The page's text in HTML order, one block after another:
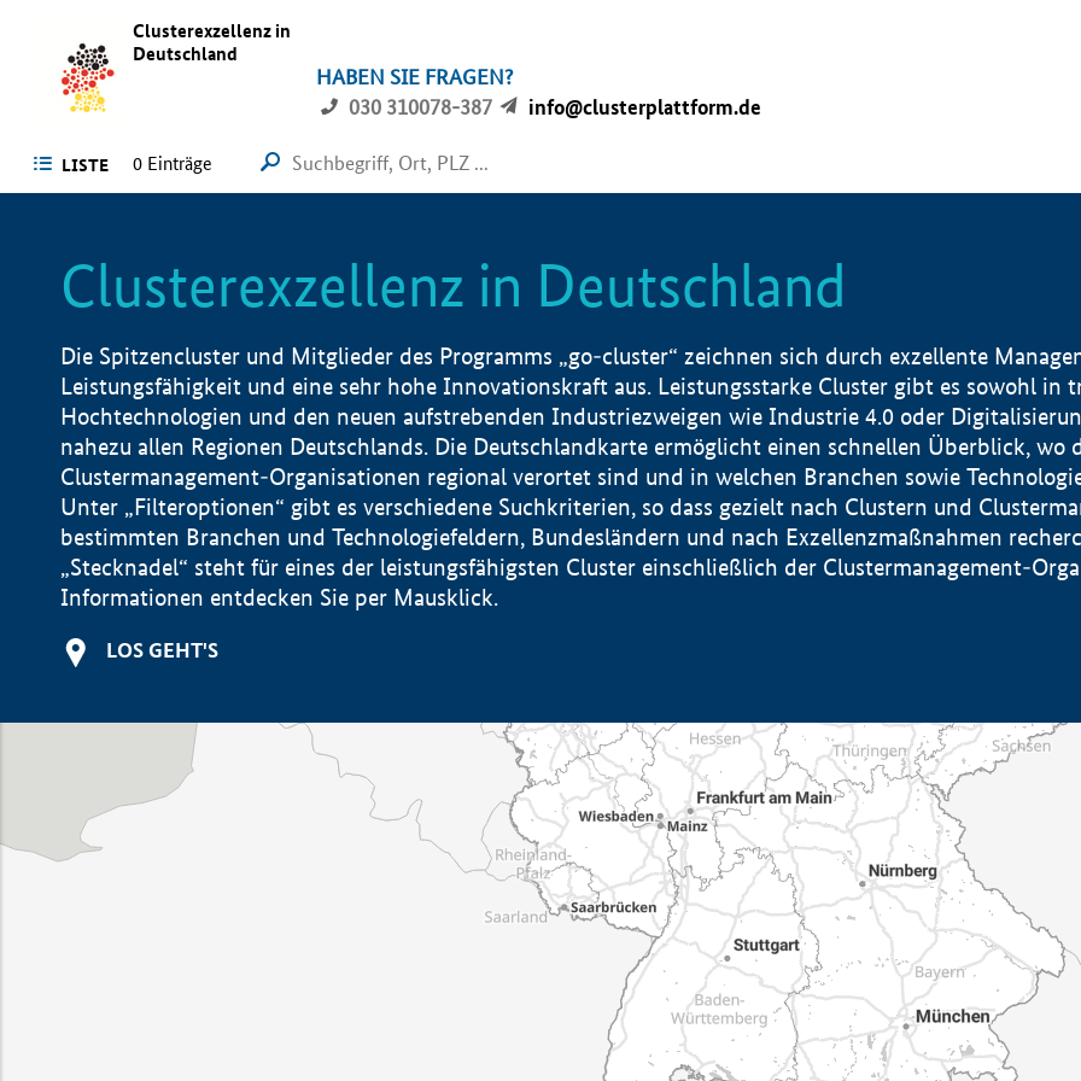
Clusterexzellenz in
Deutschland
HABEN SIE FRAGEN?
030 310078-387
info@clusterplattform.de
LISTE 0 Einträge
Clusterexzellenz in Deutschland
Die Spitzencluster und Mitglieder des Programms „go-cluster“ zeichnen sich durch exzellente
Leistungsfähigkeit und eine sehr hohe Innovationskraft aus. Leistungsstarke Cluster gibt es sowohl in
Hochtechnologien und den neuen aufstrebenden Industriezweigen wie Industrie 4.0 oder
nahezu allen Regionen Deutschlands. Die Deutschlandkarte ermöglicht einen schnellen Überblick, wo
Clustermanagement-Organisationen regional verortet sind und in welchen Branchen sowie
Unter „Filteroptionen“ gibt es verschiedene Suchkriterien, so dass gezielt nach Clustern und
bestimmten Branchen und Technologiefeldern, Bundesländern und nach Exzellenzmaßnahmen
„Stecknadel“ steht für eines der leistungsfähigsten Cluster einschließlich der Clustermanagement-
Informationen entdecken Sie per Mausklick.
LOS GEHT'S